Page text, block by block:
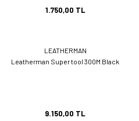
1.750,00 TL
LEATHERMAN
Leatherman Super tool 300M Black
9.150,00 TL